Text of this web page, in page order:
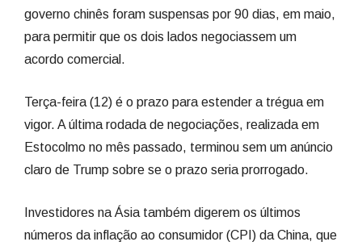
governo chinês foram suspensas por 90 dias, em maio,
para permitir que os dois lados negociassem um
acordo comercial.
Terça-feira (12) é o prazo para estender a trégua em
vigor. A última rodada de negociações, realizada em
Estocolmo no mês passado, terminou sem um anúncio
claro de Trump sobre se o prazo seria prorrogado.
Investidores na Ásia também digerem os últimos
números da inflação ao consumidor (CPI) da China, que